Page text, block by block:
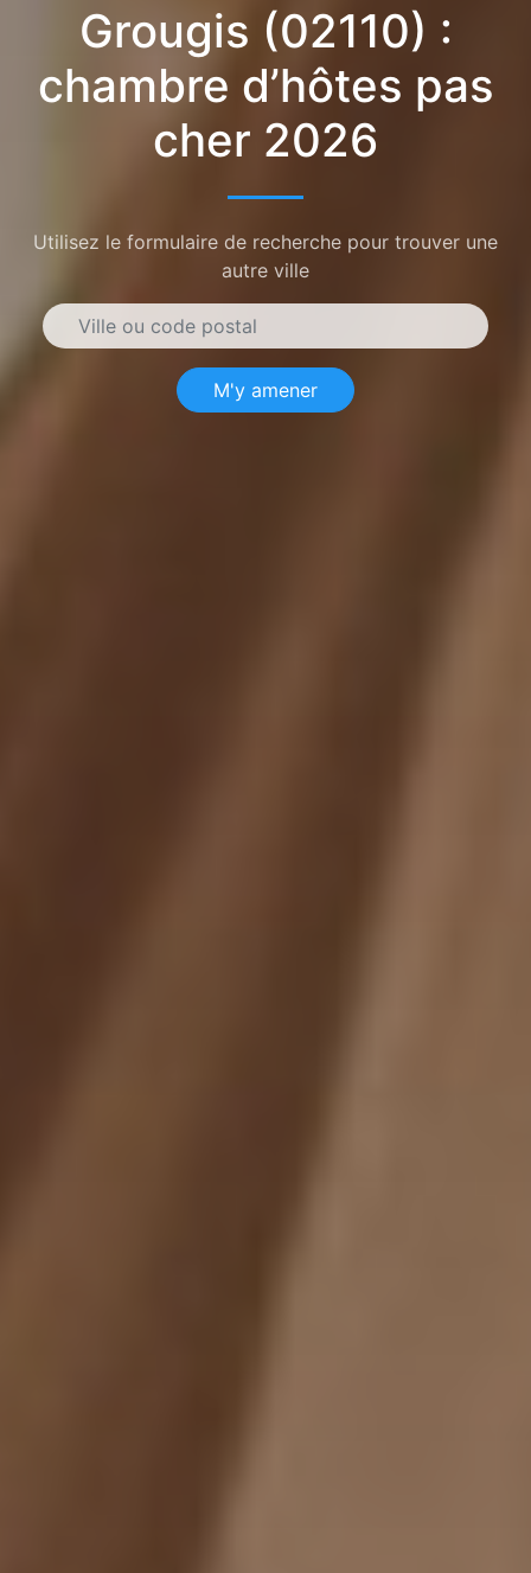
Grougis (02110) :
chambre d’hôtes pas
cher 2026
Utilisez le formulaire de recherche pour trouver une
autre ville
M'y amener